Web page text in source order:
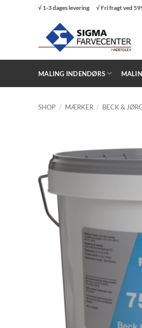
√ 1-3 dages levering √ Fri fragt ved
MALING INDENDØRS
SHOP / MÆRKER / BECK &